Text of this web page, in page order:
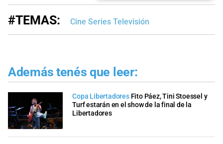
#TEMAS: Cine Series Televisión
Además tenés que leer:
Copa Libertadores Fito Páez, Tini Stoessel y
Turf estarán en el show de la final de la
Libertadores